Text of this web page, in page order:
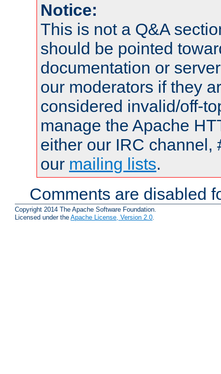
Notice:
This is not a Q&A
should be pointed
documentation or
our moderators if they
considered invalid/off-
manage the Apache
either our IRC channel,
our mailing lists.
Comments are disabled
Copyright 2014 The Apache Software Foundation.
Licensed under the Apache License, Version 2.0